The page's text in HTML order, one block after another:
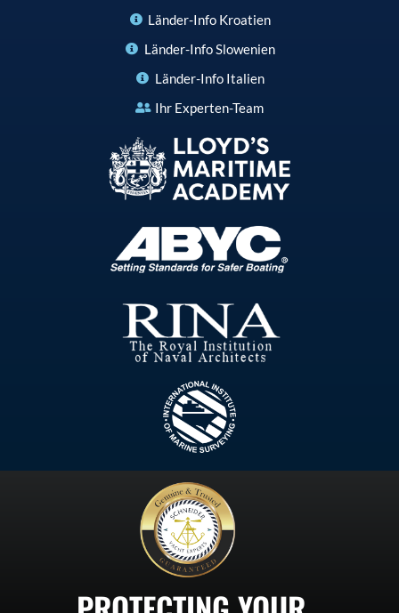
Länder-Info Kroatien
Länder-Info Slowenien
Länder-Info Italien
Ihr Experten-Team